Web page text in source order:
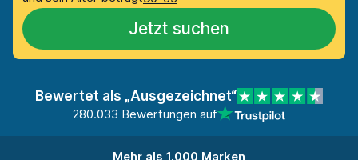
Jetzt suchen
Bewertet als „Ausgezeichnet“
280.033 Bewertungen auf
Mehr als 1.000 Marken